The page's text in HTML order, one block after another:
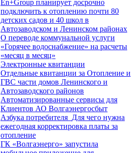
En+Group планирует досрочно
подключить к отоплению почти 80
детских садов и 40 школ в
Автозаводском и Ленинском районах
О переводе коммунальной услуги
«Горячее водоснабжение» на расчеты
«месяц в месяц»
Электронные квитанции
Отдельные квитанции за Отопление и
ГВС части домов Ленинского и
Автозаводского районов
Автоматизированные сервисы для
Клиентов АО Волгаэнергосбыт
Азбука потребителя_Для чего нужна
ежегодная корректировка платы за
отопление
ГК «Волгаэнерго» запустила